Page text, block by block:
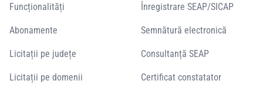
Funcționalități
Abonamente
Licitații pe județe
Licitații pe domenii
Înregistrare SEAP/SICAP
Semnătură electronică
Consultanță SEAP
Certificat constatator